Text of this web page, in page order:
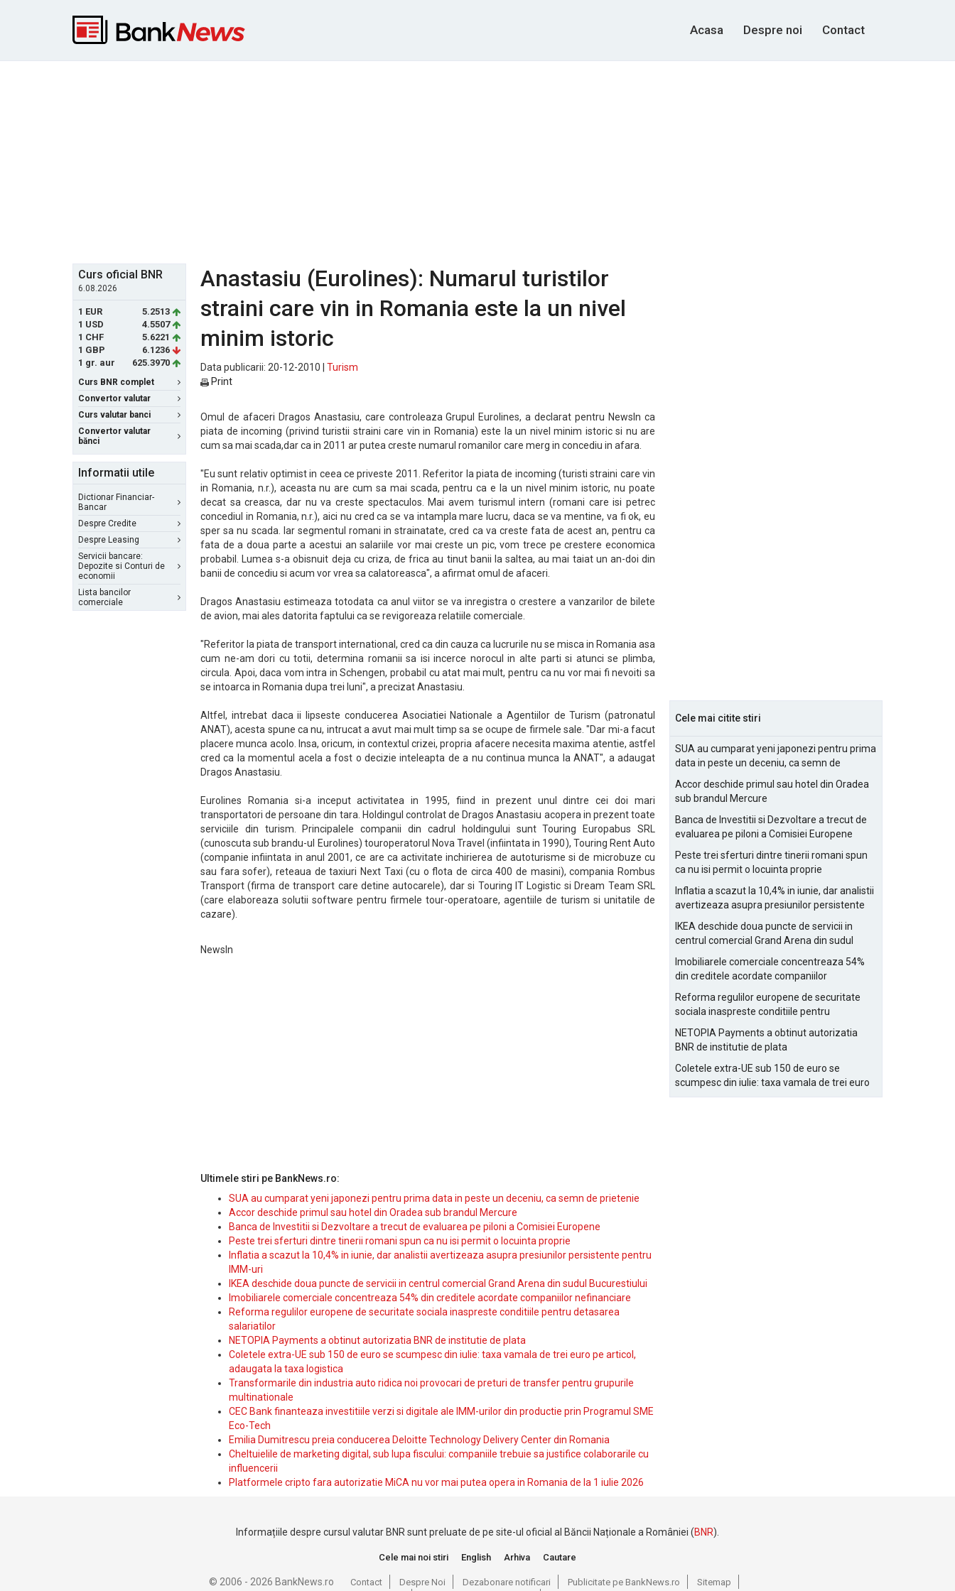
Acasa Despre noi Contact
Curs oficial BNR
6.08.2026
1 EUR
5.2513
1 USD
4.5507
1 CHF
5.6221
1 GBP
6.1236
1 gr. aur
625.3970
Curs BNR complet
Convertor valutar
Curs valutar banci
Convertor valutar
bănci
Informatii utile
Dictionar Financiar-
Bancar
Despre Credite
Despre Leasing
Servicii bancare:
Depozite si Conturi de
economii
Lista bancilor
comerciale
Anastasiu (Eurolines): Numarul turistilor
straini care vin in Romania este la un nivel
minim istoric
Data publicarii: 20-12-2010 | Turism
Print
Omul de afaceri Dragos Anastasiu, care controleaza Grupul Eurolines, a declarat pentru NewsIn ca
piata de incoming (privind turistii straini care vin in Romania) este la un nivel minim istoric si nu are
cum sa mai scada,dar ca in 2011 ar putea creste numarul romanilor care merg in concediu in afara.
"Eu sunt relativ optimist in ceea ce priveste 2011. Referitor la piata de incoming (turisti straini care vin
in Romania, n.r.), aceasta nu are cum sa mai scada, pentru ca e la un nivel minim istoric, nu poate
decat sa creasca, dar nu va creste spectaculos. Mai avem turismul intern (romani care isi petrec
concediul in Romania, n.r.), aici nu cred ca se va intampla mare lucru, daca se va mentine, va fi ok, eu
sper sa nu scada. Iar segmentul romani in strainatate, cred ca va creste fata de acest an, pentru ca
fata de a doua parte a acestui an salariile vor mai creste un pic, vom trece pe crestere economica
probabil. Lumea s-a obisnuit deja cu criza, de frica au tinut banii la saltea, au mai taiat un an-doi din
banii de concediu si acum vor vrea sa calatoreasca", a afirmat omul de afaceri.
Dragos Anastasiu estimeaza totodata ca anul viitor se va inregistra o crestere a vanzarilor de bilete
de avion, mai ales datorita faptului ca se revigoreaza relatiile comerciale.
"Referitor la piata de transport international, cred ca din cauza ca lucrurile nu se misca in Romania asa
cum ne-am dori cu totii, determina romanii sa isi incerce norocul in alte parti si atunci se plimba,
circula. Apoi, daca vom intra in Schengen, probabil cu atat mai mult, pentru ca nu vor mai fi nevoiti sa
se intoarca in Romania dupa trei luni", a precizat Anastasiu.
Altfel, intrebat daca ii lipseste conducerea Asociatiei Nationale a Agentiilor de Turism (patronatul
ANAT), acesta spune ca nu, intrucat a avut mai mult timp sa se ocupe de firmele sale. "Dar mi-a facut
placere munca acolo. Insa, oricum, in contextul crizei, propria afacere necesita maxima atentie, astfel
cred ca la momentul acela a fost o decizie inteleapta de a nu continua munca la ANAT", a adaugat
Dragos Anastasiu.
Eurolines Romania si-a inceput activitatea in 1995, fiind in prezent unul dintre cei doi mari
transportatori de persoane din tara. Holdingul controlat de Dragos Anastasiu acopera in prezent toate
serviciile din turism. Principalele companii din cadrul holdingului sunt Touring Europabus SRL
(cunoscuta sub brandu-ul Eurolines) touroperatorul Nova Travel (infiintata in 1990), Touring Rent Auto
(companie infiintata in anul 2001, ce are ca activitate inchirierea de autoturisme si de microbuze cu
sau fara sofer), reteaua de taxiuri Next Taxi (cu o flota de circa 400 de masini), compania Rombus
Transport (firma de transport care detine autocarele), dar si Touring IT Logistic si Dream Team SRL
(care elaboreaza solutii software pentru firmele tour-operatoare, agentiile de turism si unitatile de
cazare).
NewsIn
Ultimele stiri pe BankNews.ro:
SUA au cumparat yeni japonezi pentru prima data in peste un deceniu, ca semn de prietenie
Accor deschide primul sau hotel din Oradea sub brandul Mercure
Banca de Investitii si Dezvoltare a trecut de evaluarea pe piloni a Comisiei Europene
Peste trei sferturi dintre tinerii romani spun ca nu isi permit o locuinta proprie
Inflatia a scazut la 10,4% in iunie, dar analistii avertizeaza asupra presiunilor persistente pentru
IMM-uri
IKEA deschide doua puncte de servicii in centrul comercial Grand Arena din sudul Bucurestiului
Imobiliarele comerciale concentreaza 54% din creditele acordate companiilor nefinanciare
Reforma regulilor europene de securitate sociala inaspreste conditiile pentru detasarea
salariatilor
NETOPIA Payments a obtinut autorizatia BNR de institutie de plata
Coletele extra-UE sub 150 de euro se scumpesc din iulie: taxa vamala de trei euro pe articol,
adaugata la taxa logistica
Transformarile din industria auto ridica noi provocari de preturi de transfer pentru grupurile
multinationale
CEC Bank finanteaza investitiile verzi si digitale ale IMM-urilor din productie prin Programul SME
Eco-Tech
Emilia Dumitrescu preia conducerea Deloitte Technology Delivery Center din Romania
Cheltuielile de marketing digital, sub lupa fiscului: companiile trebuie sa justifice colaborarile cu
influencerii
Platformele cripto fara autorizatie MiCA nu vor mai putea opera in Romania de la 1 iulie 2026
Cele mai citite stiri
SUA au cumparat yeni japonezi pentru prima
data in peste un deceniu, ca semn de
Accor deschide primul sau hotel din Oradea
sub brandul Mercure
Banca de Investitii si Dezvoltare a trecut de
evaluarea pe piloni a Comisiei Europene
Peste trei sferturi dintre tinerii romani spun
ca nu isi permit o locuinta proprie
Inflatia a scazut la 10,4% in iunie, dar analistii
avertizeaza asupra presiunilor persistente
IKEA deschide doua puncte de servicii in
centrul comercial Grand Arena din sudul
Imobiliarele comerciale concentreaza 54%
din creditele acordate companiilor
Reforma regulilor europene de securitate
sociala inaspreste conditiile pentru
NETOPIA Payments a obtinut autorizatia
BNR de institutie de plata
Coletele extra-UE sub 150 de euro se
scumpesc din iulie: taxa vamala de trei euro
pe articol, adaugata la taxa logistica
Informațiile despre cursul valutar BNR sunt preluate de pe site-ul oficial al Băncii Naționale a României (BNR).
Cele mai noi stiri English Arhiva Cautare
© 2006 - 2026 BankNews.ro Contact Despre Noi Dezabonare notificari Publicitate pe BankNews.ro Sitemap